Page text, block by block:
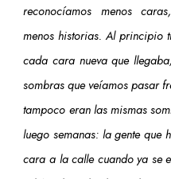
reconocíamos menos
menos historias. Al principio
cada cara nueva que
sombras que veíamos pasar
tampoco eran las mismas
luego semanas: la gente
cara a la calle cuando ya se